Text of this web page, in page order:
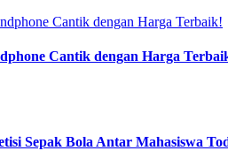
Cantik dengan Harga
Sepak Bola Antar Mahasiswa